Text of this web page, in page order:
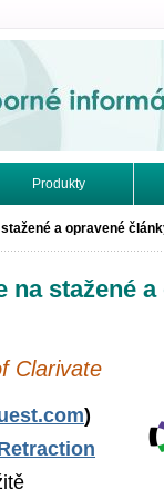
Produkty
a opravené
na stažené a
Clarivate
)